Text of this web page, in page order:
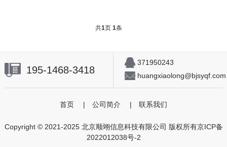
共1页 1条
195-1468-3418
371950243
huangxiaolong@bjsyqf.com
首页 | 公司简介 | 联系我们
Copyright © 2021-2025 北京顺翊信息科技有限公司 版权所有京ICP备
2022012038号-2